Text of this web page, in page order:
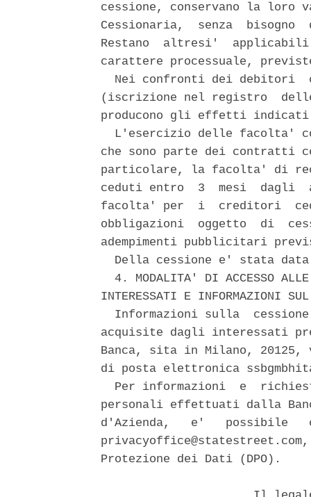
cessione, conservano la
Cessionaria,  senza
Restano  altresi'
carattere processuale,
Nei confronti dei debitori
(iscrizione nel registro
producono gli effetti
L'esercizio delle facolta'
che sono parte dei
particolare, la facolta' di
ceduti entro  3  mesi  dagli
facolta' per  i  creditori
obbligazioni  oggetto  di
adempimenti pubblicitari
Della cessione e' stata
4. MODALITA' DI ACCESSO
INTERESSATI E INFORMAZIONI
Informazioni sulla
acquisite dagli interessati
Banca, sita in Milano,
di posta elettronica
Per informazioni  e
personali effettuati dalla
d'Azienda,   e'   possibile
Protezione dei Dati (DPO).